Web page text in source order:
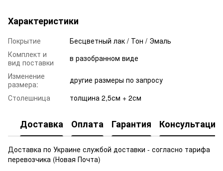
Характеристики
Покрытие
Бесцветный лак / Тон / Эмаль
Комплект и
вид поставки
в разобранном виде
Изменение
размера:
другие размеры по запросу
Столешница
толщина 2,5см + 2см
Доставка Оплата Гарантия Консультация
Доставка по Украине службой доставки - согласно тарифа
перевозчика (Новая Почта)